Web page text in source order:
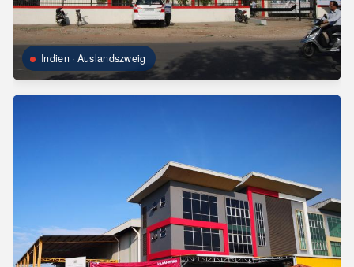
Indien · Auslandszweig